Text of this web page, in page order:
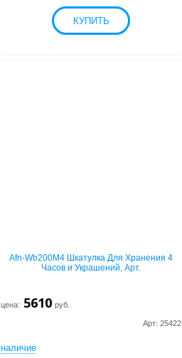
Afn-Wb200M4 Шкатулка Для Хранения 4
Часов и Украшений, Арт.
цена: 5610 руб.
Арт: 25422
наличие